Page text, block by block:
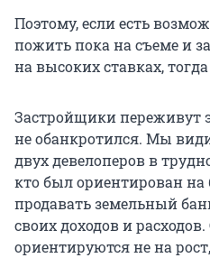
Поэтому, если есть
пожить пока на съеме и
на высоких ставках,
Застройщики переживут
не обанкротился. Мы
двух девелоперов в
кто был ориентирован на
продавать земельный
своих доходов и
ориентируются не на